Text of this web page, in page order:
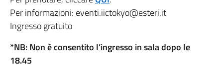
Per informazioni: eventi.iictokyo@esteri.it
Ingresso gratuito
*NB: Non è consentito l’ingresso in sala dopo le
18.45